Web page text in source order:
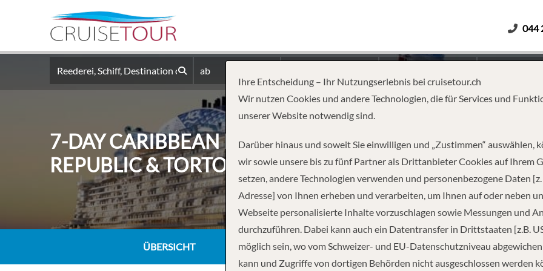
044
ab
7-DAY CARIBBEAN ROUND-TRIP MIAMI: GREAT
REPUBLIC & TORTOLA
ÜBERSICHT REISEINFORMATIONEN
Ihre Entscheidung – Ihr Nutzungserlebnis bei cruisetour.ch
Wir nutzen Cookies und andere Technologien, die für Services und
unserer Website notwendig sind.
Darüber hinaus und soweit Sie einwilligen und „Zustimmen“ auswählen,
wir sowie unsere bis zu fünf Partner als Drittanbieter Cookies auf Ihrem
setzen, andere Technologien verwenden und personenbezogene Daten [z.
Adresse] von Ihnen erheben und verarbeiten, um Ihnen auf oder neben
Webseite personalisierte Inhalte vorzuschlagen sowie Messungen und
durchzuführen. Dabei kann auch ein Datentransfer in Drittstaaten [z.B.
möglich sein, wo vom Schweizer- und EU-Datenschutzniveau
kann und Zugriffe von dortigen Behörden nicht ausgeschlossen werden